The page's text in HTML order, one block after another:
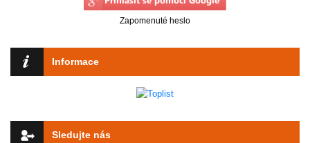
Zapomenuté heslo
Informace
Sledujte nás